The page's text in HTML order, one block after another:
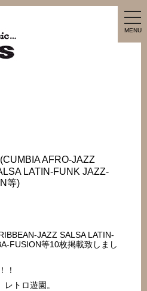
MENU
AFRO-JAZZ
LATIN-FUNK JAZZ-
等)
JAZZ SALSA LATIN-
FUSION等10枚掲載致しまし
！
トロ遊園。